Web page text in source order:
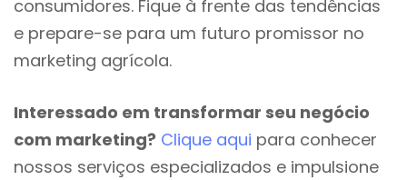
consumidores. Fique à frente das tendências
e prepare-se para um futuro promissor no
marketing agrícola.
Interessado em transformar seu negócio
com marketing? Clique aqui para conhecer
nossos serviços especializados e impulsione